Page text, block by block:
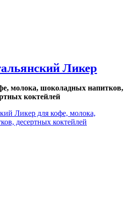
Ликер
молока, шоколадных напитков,
коктейлей